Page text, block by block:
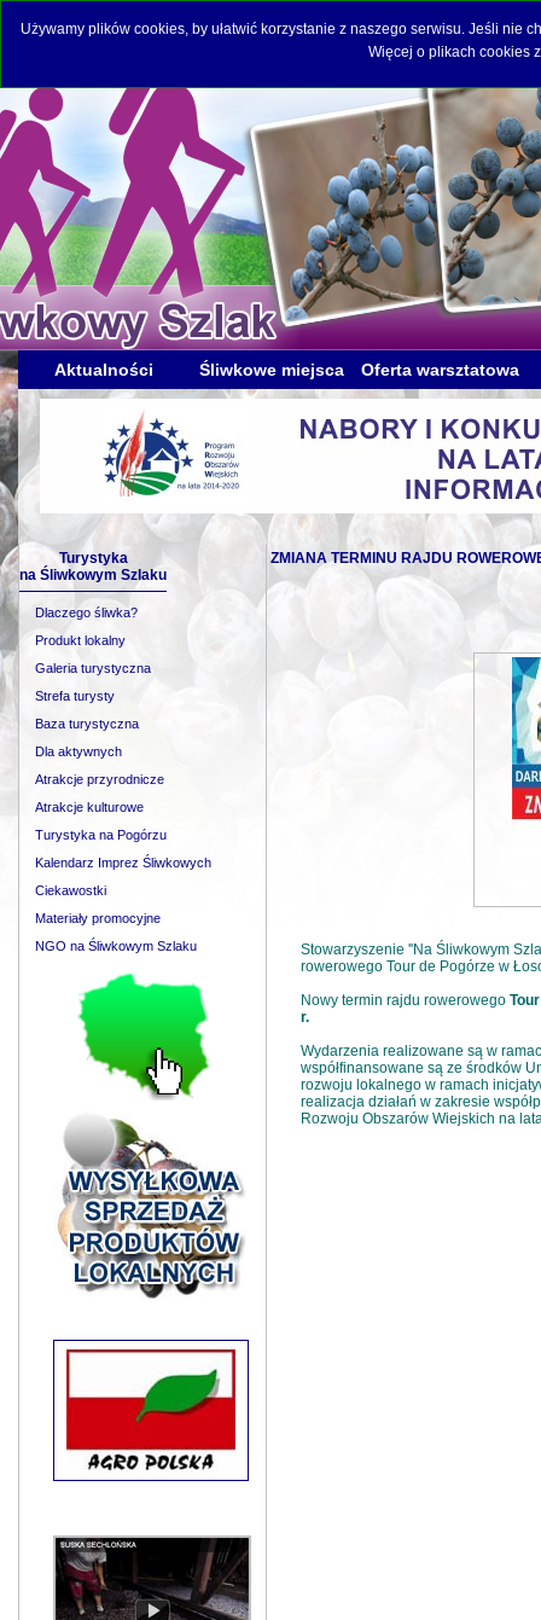
Używamy plików cookies, by ułatwić korzystanie z naszego serwisu. Jeśli
Więcej o plikach cookies
Aktualności Śliwkowe miejsca Oferta warsztatowa
Turystyka
na Śliwkowym Szlaku
Dlaczego śliwka?
Produkt lokalny
Galeria turystyczna
Strefa turysty
Baza turystyczna
Dla aktywnych
Atrakcje przyrodnicze
Atrakcje kulturowe
Turystyka na Pogórzu
Kalendarz Imprez Śliwkowych
Ciekawostki
Materiały promocyjne
NGO na Śliwkowym Szlaku
ZMIANA TERMINU RAJDU
Stowarzyszenie ''Na Śliwkowym
rowerowego Tour de Pogórze w
Nowy termin rajdu rowerowego
r.
Wydarzenia realizowane są w
współfinansowane są ze środków
rozwoju lokalnego w ramach
realizacja działań w zakresie
Rozwoju Obszarów Wiejskich na